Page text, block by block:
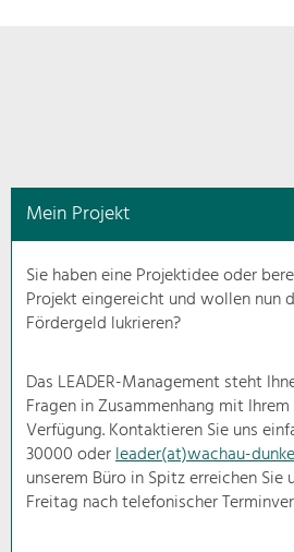
Pflege,
Mein Projekt
Sie haben eine Projektidee oder
Projekt eingereicht und wollen nun
Fördergeld lukrieren?
Das LEADER-Management steht
Fragen in Zusammenhang mit
Verfügung. Kontaktieren Sie uns
30000 oderleader(at)wachau-
unserem Büro in Spitz erreichen
Freitag nach telefonischer